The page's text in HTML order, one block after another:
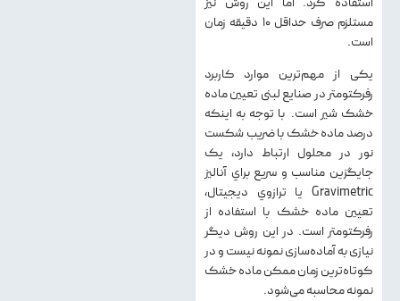
مستلزم صرف حداقل 10 دقيقه زمان
است.
یکی از مهم‌ترین موارد کاربرد
رفرکتومتر در صنایع لبنی تعیین ماده
خشک شیر است. با توجه به اينكه
درصد ماده خشك با ضريب شكست
نور در محلول ارتباط دارد، يك
جايگزين مناسب و سريع براي آناليز
Gravimetric يا ترازوي ديجيتال،
تعيين ماده خشك با استفاده از
رفركتومتر است. در اين روش ديگر
نيازی به آماده‌سازی نمونه نيست و در
كوتاه‌ترين زمان ممكن ماده خشك
نمونه محاسبه می‌شود.